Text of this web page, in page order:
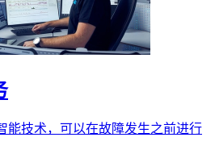
能技术，可以在故障发生之前进行